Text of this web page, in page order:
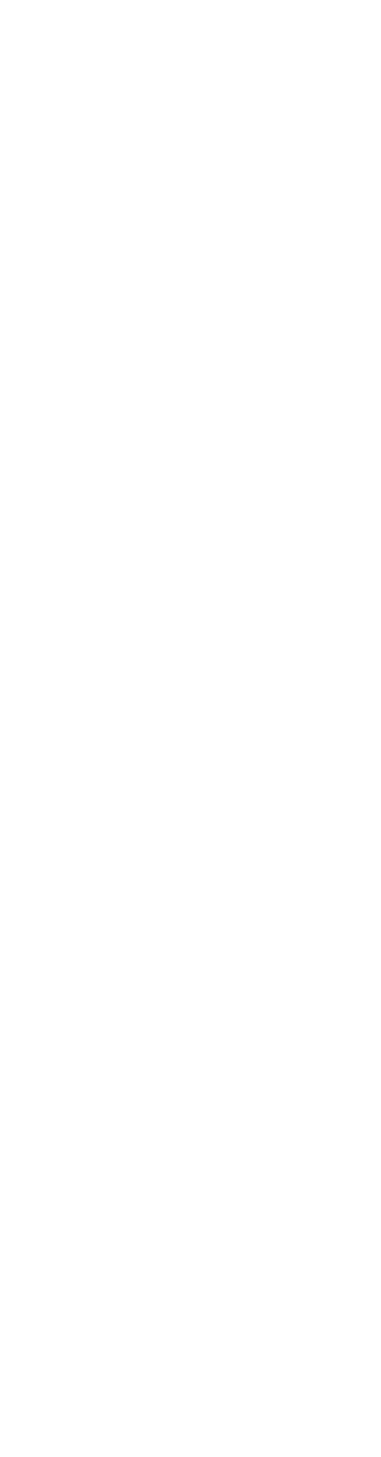
és tévhitek
a gyermekkori allergiák megelőzéséről, diagnosztikájáról.